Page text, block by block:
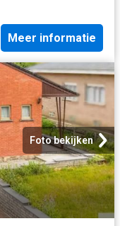
Meer informatie
Foto bekijken